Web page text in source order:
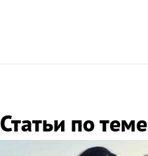
Статьи по теме